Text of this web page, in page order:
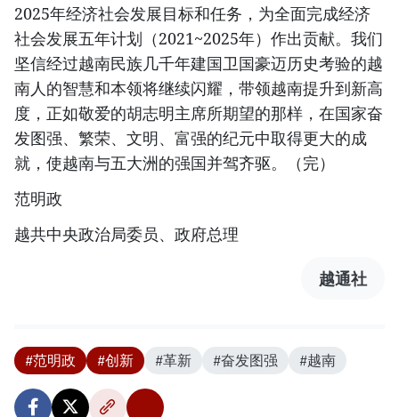
2025年经济社会发展目标和任务，为全面完成经济
社会发展五年计划（2021~2025年）作出贡献。我们
坚信经过越南民族几千年建国卫国豪迈历史考验的越
南人的智慧和本领将继续闪耀，带领越南提升到新高
度，正如敬爱的胡志明主席所期望的那样，在国家奋
发图强、繁荣、文明、富强的纪元中取得更大的成
就，使越南与五大洲的强国并驾齐驱。（完）
范明政
越共中央政治局委员、政府总理
越通社
#范明政 #创新 #革新 #奋发图强 #越南